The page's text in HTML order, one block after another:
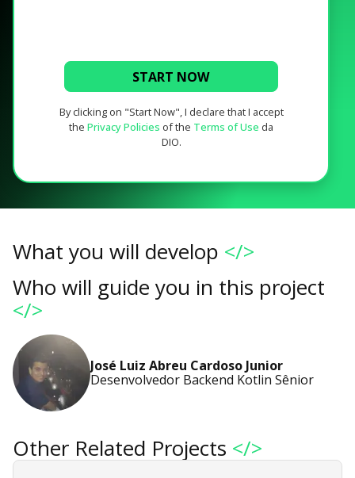
START NOW
By clicking on "Start Now", I declare that I accept
the Privacy Policies of the Terms of Use da
DIO.
What you will develop </>
Who will guide you in this project
</>
José Luiz Abreu Cardoso Junior
Desenvolvedor Backend Kotlin Sênior
Other Related Projects </>